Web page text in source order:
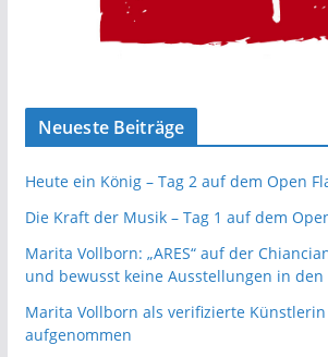
Neueste Beiträge
Heute ein König – Tag 2 auf dem Open
Die Kraft der Musik – Tag 1 auf dem
Marita Vollborn: „ARES“ auf der
und bewusst keine Ausstellungen in den
Marita Vollborn als verifizierte Künstlerin
aufgenommen